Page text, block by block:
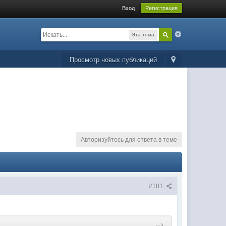
Вход Регистрация
Эта тема
Просмотр новых публикаций
Авторизуйтесь для ответа в теме
#101